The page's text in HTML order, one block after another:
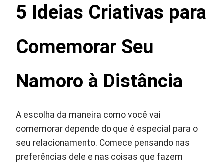
5 Ideias Criativas para
Comemorar Seu
Namoro à Distância
A escolha da maneira como você vai
comemorar depende do que é especial para o
seu relacionamento. Comece pensando nas
preferências dele e nas coisas que fazem